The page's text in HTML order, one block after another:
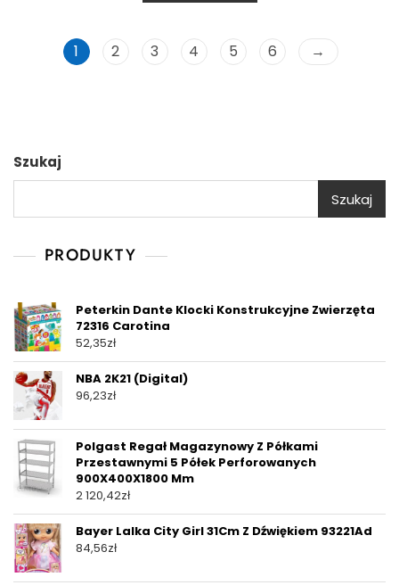
1 2 3 4 5 6 →
Szukaj
Szukaj
PRODUKTY
Peterkin Dante Klocki Konstrukcyjne Zwierzęta
72316 Carotina
52,35zł
NBA 2K21 (Digital)
96,23zł
Polgast Regał Magazynowy Z Półkami
Przestawnymi 5 Półek Perforowanych
900X400X1800 Mm
2 120,42zł
Bayer Lalka City Girl 31Cm Z Dźwiękiem 93221Ad
84,56zł